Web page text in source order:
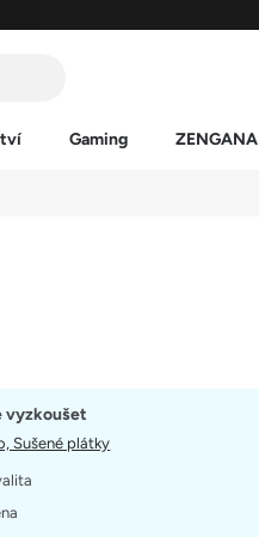
Gaming ZENGANA
vyzkoušet
Sušené plátky